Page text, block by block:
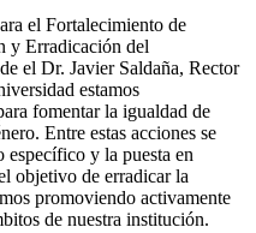
el Fortalecimiento de
y Erradicación del
el Dr. Javier Saldaña, Rector
estamos
fomentar la igualdad de
Entre estas acciones se
y la puesta en
objetivo de erradicar la
promoviendo activamente
de nuestra institución.